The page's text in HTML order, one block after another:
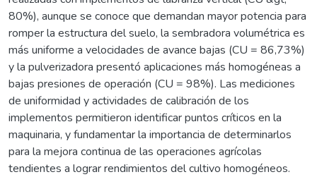
80%), aunque se conoce que demandan mayor potencia para
romper la estructura del suelo, la sembradora volumétrica es
más uniforme a velocidades de avance bajas (CU = 86,73%)
y la pulverizadora presentó aplicaciones más homogéneas a
bajas presiones de operación (CU = 98%). Las mediciones
de uniformidad y actividades de calibración de los
implementos permitieron identificar puntos críticos en la
maquinaria, y fundamentar la importancia de determinarlos
para la mejora continua de las operaciones agrícolas
tendientes a lograr rendimientos del cultivo homogéneos.